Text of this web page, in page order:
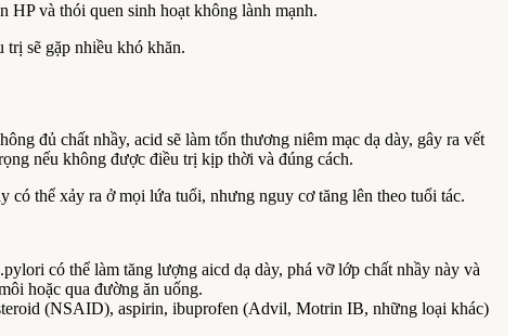
HP và thói quen sinh hoạt không lành mạnh.
trị sẽ gặp nhiều khó khăn.
đủ chất nhầy, acid sẽ làm tổn thương niêm mạc dạ dày, gây ra vết
nếu không được điều trị kịp thời và đúng cách.
có thể xảy ra ở mọi lứa tuổi, nhưng nguy cơ tăng lên theo tuổi tác.
có thể làm tăng lượng aicd dạ dày, phá vỡ lớp chất nhầy này và
hoặc qua đường ăn uống.
(NSAID), aspirin, ibuprofen (Advil, Motrin IB, những loại khác)